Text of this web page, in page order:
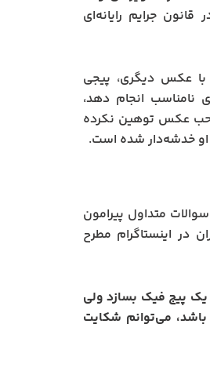
جرایم رایانه‌ای
عکس دیگری، پیجی
نامناسب انجام دهد،
عکس توهین نکرده
او خدشه‌دار شده است.
متداول پیرامون
در اینستاگرام مطرح
پیج فیک بسازد ولی
باشد، می‌توانم شکایت